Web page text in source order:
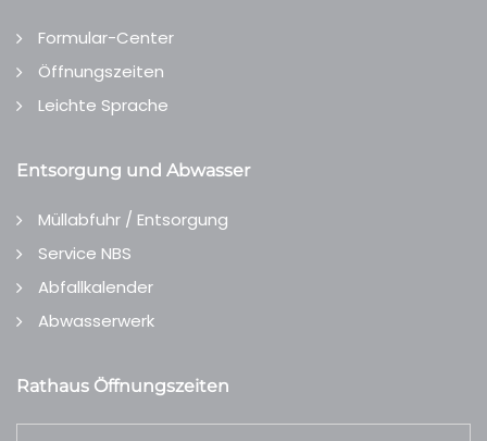
Formular-Center
Öffnungszeiten
Leichte Sprache
Entsorgung und Abwasser
Müllabfuhr / Entsorgung
Service NBS
Abfallkalender
Abwasserwerk
Rathaus Öffnungszeiten